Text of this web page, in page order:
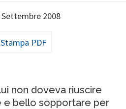
Settembre 2008
Stampa PDF
non doveva riuscire
e bello sopportare per